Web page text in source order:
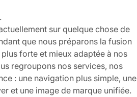
sur quelque chose de
que nous préparons la fusion
forte et mieux adaptée à nos
regroupons nos services, nos
: une navigation plus simple, une
et une image de marque unifiée.